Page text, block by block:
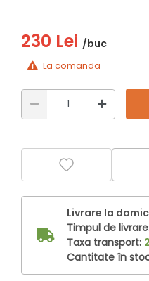
230 Lei /buc
La comandă
Livrare la
Timpul de
Taxa transport:
Cantitate în